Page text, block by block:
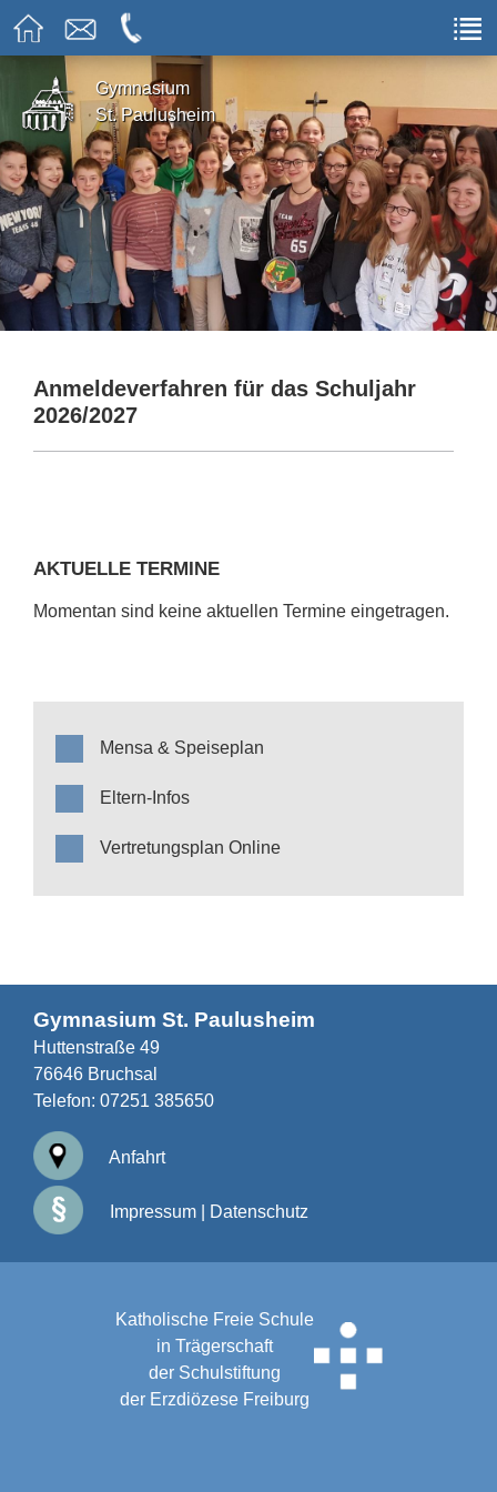
Gymnasium
St. Paulusheim
Anmeldeverfahren für das Schuljahr
2026/2027
AKTUELLE TERMINE
Momentan sind keine aktuellen Termine eingetragen.
Mensa & Speiseplan
Eltern-Infos
Vertretungsplan Online
Gymnasium St. Paulusheim
Huttenstraße 49
76646 Bruchsal
Telefon: 07251 385650
Anfahrt
Impressum Datenschutz
Katholische Freie Schule
in Trägerschaft
der Schulstiftung
der Erzdiözese Freiburg